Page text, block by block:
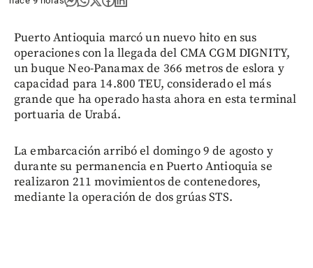
Puerto Antioquia marcó un nuevo hito en sus
operaciones con la llegada del CMA CGM DIGNITY,
un buque Neo-Panamax de 366 metros de eslora y
capacidad para 14.800 TEU, considerado el más
grande que ha operado hasta ahora en esta terminal
portuaria de Urabá.
La embarcación arribó el domingo 9 de agosto y
durante su permanencia en Puerto Antioquia se
realizaron 211 movimientos de contenedores,
mediante la operación de dos grúas STS.